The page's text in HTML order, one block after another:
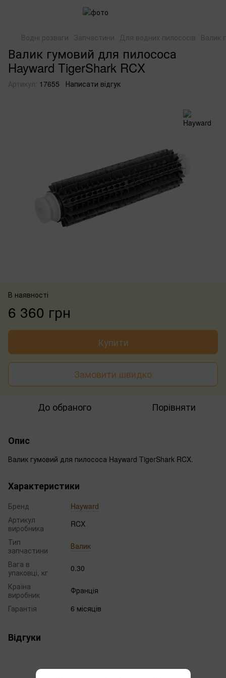
Водні розваги Запчастини Для водних пилососів Валик
Валик гумовий для пилососа
Hayward TigerShark RCX
Артикул: 17655 Написати відгук
В наявності
6 360 грн
Купити
Замовити швидко
До обраного Порівняти
Опис
Валик гумовий для пилососа Hayward TigerShark RCX.
Характеристики
Бренд
Hayward
Артикул
виробника
RCX
Тип
запчастини
Валик
Вага в
упаковці, кг
0.30
Країна
виробник
Франція
Гарантія
6 місяців
Відгуки